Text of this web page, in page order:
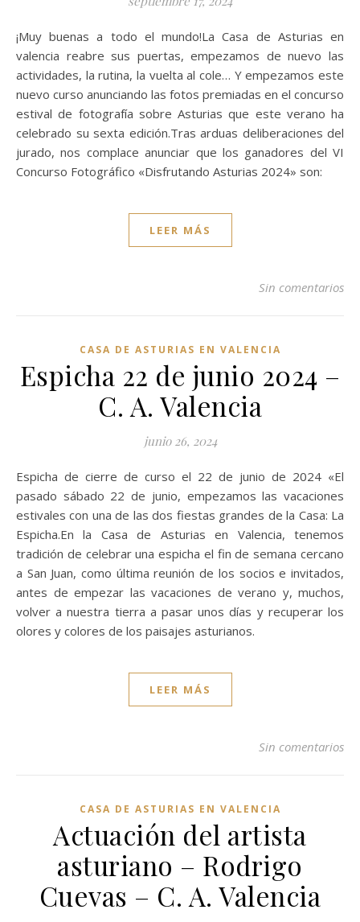
¡Muy buenas a todo el mundo!La Casa de Asturias en
valencia reabre sus puertas, empezamos de nuevo las
actividades, la rutina, la vuelta al cole… Y empezamos este
nuevo curso anunciando las fotos premiadas en el concurso
estival de fotografía sobre Asturias que este verano ha
celebrado su sexta edición.Tras arduas deliberaciones del
jurado, nos complace anunciar que los ganadores del VI
Concurso Fotográfico «Disfrutando Asturias 2024» son:
LEER MÁS
Sin comentarios
CASA DE ASTURIAS EN VALENCIA
Espicha 22 de junio 2024 –
C. A. Valencia
junio 26, 2024
Espicha de cierre de curso el 22 de junio de 2024 «El
pasado sábado 22 de junio, empezamos las vacaciones
estivales con una de las dos fiestas grandes de la Casa: La
Espicha.En la Casa de Asturias en Valencia, tenemos
tradición de celebrar una espicha el fin de semana cercano
a San Juan, como última reunión de los socios e invitados,
antes de empezar las vacaciones de verano y, muchos,
volver a nuestra tierra a pasar unos días y recuperar los
olores y colores de los paisajes asturianos.
LEER MÁS
Sin comentarios
CASA DE ASTURIAS EN VALENCIA
Actuación del artista
asturiano – Rodrigo
Cuevas – C. A. Valencia